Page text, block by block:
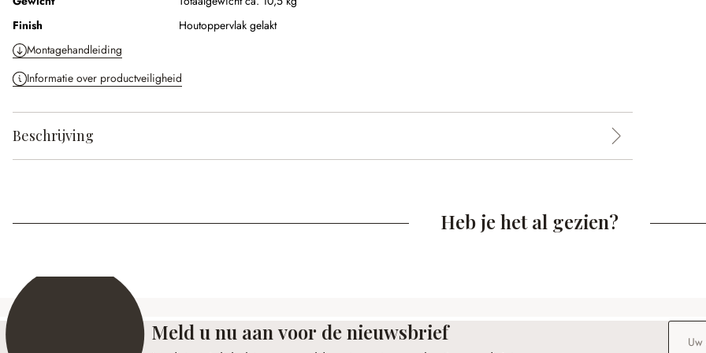
Finish
Houtoppervlak gelakt
Montagehandleiding
Informatie over productveiligheid
Beschrijving
Heb je het al gezien?
Meld u nu aan voor de nieuwsbrief E-